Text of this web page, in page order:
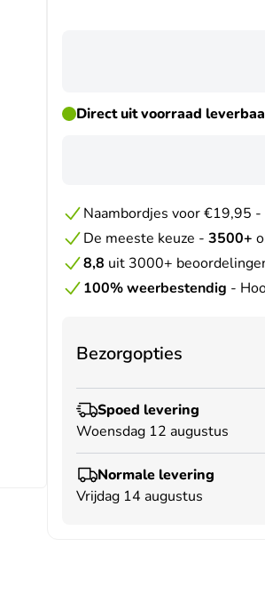
Direct uit voorraad
Naambordjes voor €19,95 -
De meeste keuze - 3500+
8,8 uit 3000+
100% weerbestendig -
Bezorgopties
Spoed levering
Woensdag 12 augustus
Normale levering
Vrijdag 14 augustus